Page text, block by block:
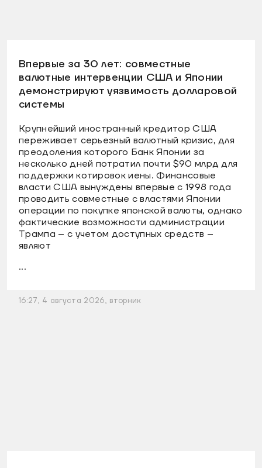
Впервые за 30 лет: совместные
валютные интервенции США и Японии
демонстрируют уязвимость долларовой
системы
Крупнейший иностранный кредитор США
переживает серьезный валютный кризис, для
преодоления которого Банк Японии за
несколько дней потратил почти $90 млрд для
поддержки котировок иены. Финансовые
власти США вынуждены впервые с 1998 года
проводить совместные с властями Японии
операции по покупке японской валюты, однако
фактические возможности администрации
Трампа – с учетом доступных средств –
являют
...
16:27, 4 августа 2026, вторник